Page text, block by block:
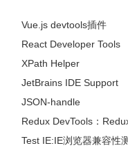
Vue.js devtools插件
React Developer Tools
XPath Helper
JetBrains IDE Support
JSON-handle
Redux DevTools：
Test IE:IE浏览器兼容性